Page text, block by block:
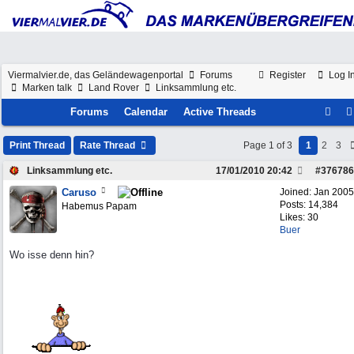
Register Log
Viermalvier.de, das Geländewagenportal
Forums
Marken talk
Land Rover Linksammlung etc.
Forums Calendar Active Threads
Print Thread Rate Thread Page 1 of 3 1 2 3
Linksammlung etc. #376786
17/01/2010 20:42
Joined: Jan 2005
Posts: 14,384
Likes: 30
Buer
Caruso
Habemus Papam
Wo isse denn hin?